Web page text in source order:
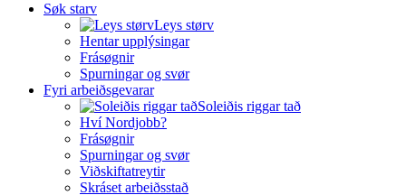
Søk starv
Leys størv
Hentar upplýsingar
Frásøgnir
Spurningar og svør
Fyri arbeiðsgevarar
Soleiðis riggar tað
Hví Nordjobb?
Frásøgnir
Spurningar og svør
Viðskiftatreytir
Skráset arbeiðsstað